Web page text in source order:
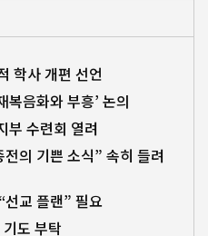
학사 개편 선언
복음화와 부흥’ 논의
부 수련회 열려
의 기쁜 소식” 속히 들려
선교 플랜” 필요
도 부탁